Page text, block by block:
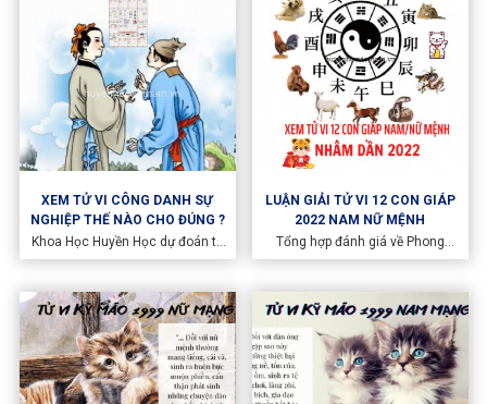
người cứ 12 năm sẽ gặp hạn tam
tai một lần, 1 lần là 3 năm.
đủ vận thế 12 con giáp năm 2023
ngay dưới đây.
XEM TỬ VI CÔNG DANH SỰ
NGHIỆP THẾ NÀO CHO ĐÚNG ?
Khoa Học Huyền Học dự đoán tử
vi công danh sự nghiệp. Từ đó
việc lựa chọn nghề nghiệp theo
tử vi và chuẩn bị tinh thần vượt
qua những khó khăn, đón chào
những cơ hội mới.
LUẬN GIẢI TỬ VI 12 CON GIÁP
2022 NAM NỮ MỆNH
Tổng hợp đánh giá về Phong
Thủy năm Nhâm Dần cũng như